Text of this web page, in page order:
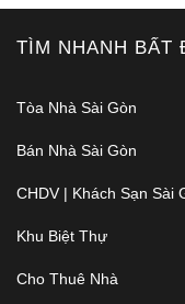
TÌM NHANH BẤT
Tòa Nhà Sài Gòn
Bán Nhà Sài Gòn
CHDV | Khách Sạn Sài
Khu Biệt Thự
Cho Thuê Nhà